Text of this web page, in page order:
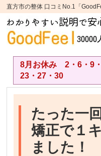
直方市の整体 口コミNo.1「
8月お休み 2・6・9
23・27・30
たった一
矯正で１
ました！